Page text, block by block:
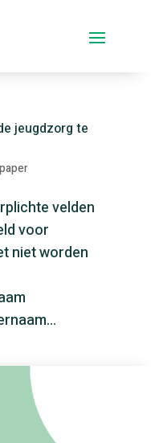
jeugdzorg te
velden
voor
niet worden